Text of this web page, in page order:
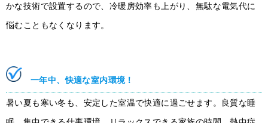
かな技術で設置するので、冷暖房効率も上がり、無駄な電気代に
悩むこともなくなります。
一年中、快適な室内環境！
暑い夏も寒い冬も、安定した室温で快適に過ごせます。良質な睡